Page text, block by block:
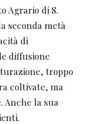
Agrario di S.
seconda metà
di
diffusione
troppo
coltivate, ma
la sua